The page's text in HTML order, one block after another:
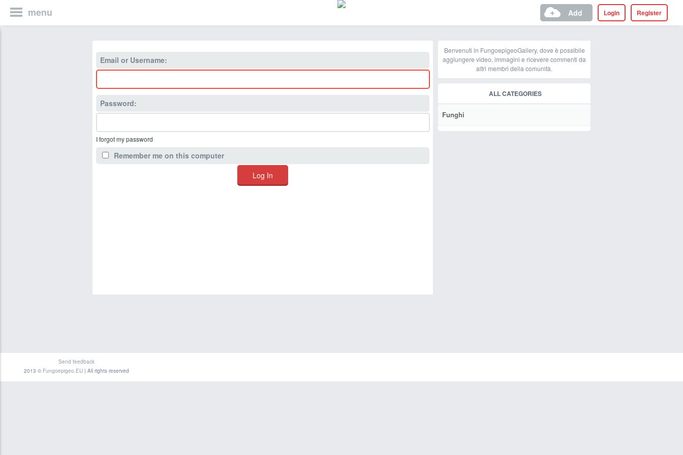
menu Register
Login
Add
Email or Username:
Password:
I forgot my password
Remember me on this computer
Benvenuti in FungoepigeoGallery, dove è possibile
aggiungere video, immagini e ricevere commenti da
altri membri della comunità.
ALL CATEGORIES
Funghi
Send feedback
2013 © Fungoepigeo.EU| All rights reserved